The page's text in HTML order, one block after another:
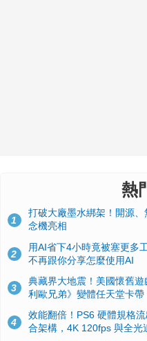
熱
1
打破大廠墨水綁架！開源
念機亮相
2
用AI省下4小時竟被塞更多
不再跟你分享怎麼使用AI
3
典藏界大地震！美國懷舊
利歐兄弟》變體任天堂卡帶
4
效能翻倍！PS6 硬體規格
合架構，4K 120fps 與全光